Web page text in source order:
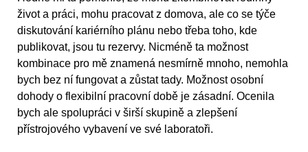
život a práci, mohu pracovat z domova, ale co se týče
diskutování kariérního plánu nebo třeba toho, kde
publikovat, jsou tu rezervy. Nicméně ta možnost
kombinace pro mě znamená nesmírně mnoho, nemohla
bych bez ní fungovat a zůstat tady. Možnost osobní
dohody o flexibilní pracovní době je zásadní. Ocenila
bych ale spolupráci v širší skupině a zlepšení
přístrojového vybavení ve své laboratoři.